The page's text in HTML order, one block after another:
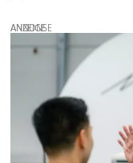
ANZEIGE